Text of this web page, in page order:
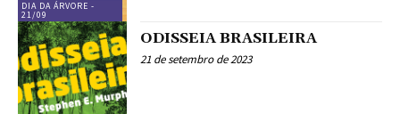
DIA DA ÁRVORE -
21/09
ODISSEIA BRASILEIRA
21 de setembro de 2023